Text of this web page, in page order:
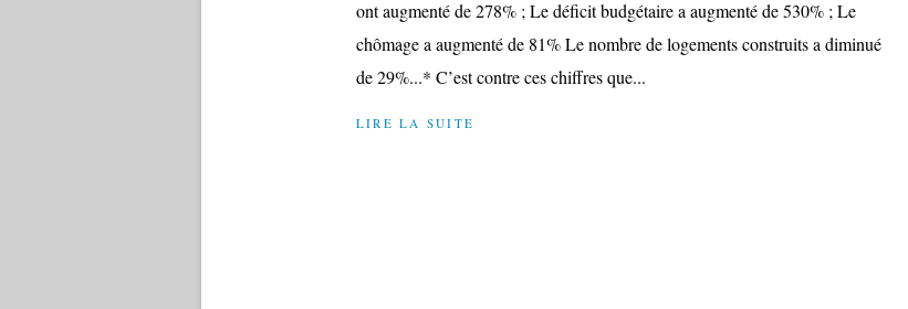
ont augmenté de 278% ; Le déficit budgétaire a augmenté de 530% ; Le
chômage a augmenté de 81% Le nombre de logements construits a diminué
de 29%...* C’est contre ces chiffres que...
LIRE LA SUITE